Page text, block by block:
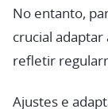
No entanto,
crucial adaptar
refletir
Ajustes e